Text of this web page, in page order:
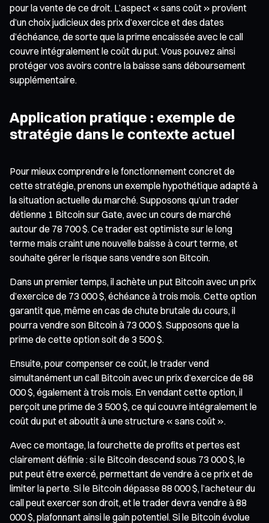
pour la vente de ce droit. L’aspect « sans coût » provient
d’un choix judicieux des prix d’exercice et des dates
d’échéance, de sorte que la prime encaissée avec le call
couvre intégralement le coût du put. Vous pouvez ainsi
protéger vos avoirs contre la baisse sans déboursement
supplémentaire.
Application pratique : exemple de
stratégie dans le contexte actuel
Pour mieux comprendre le fonctionnement concret de
cette stratégie, prenons un exemple hypothétique adapté à
la situation actuelle du marché. Supposons qu’un trader
détienne 1 Bitcoin sur Gate, avec un cours de marché
autour de 78 700 $. Ce trader est optimiste sur le long
terme mais craint une nouvelle baisse à court terme, et
souhaite gérer le risque sans vendre son Bitcoin.
Dans un premier temps, il achète un put Bitcoin avec un prix
d’exercice de 73 000 $, échéance à trois mois. Cette option
garantit que, même en cas de chute brutale du cours, il
pourra vendre son Bitcoin à 73 000 $. Supposons que la
prime de cette option soit de 3 500 $.
Ensuite, pour compenser ce coût, le trader vend
simultanément un call Bitcoin avec un prix d’exercice de 88
000 $, également à trois mois. En vendant cette option, il
perçoit une prime de 3 500 $, ce qui couvre intégralement le
coût du put et aboutit à une structure « sans coût ».
Avec ce montage, la fourchette de profits et pertes est
clairement définie : si le Bitcoin descend sous 73 000 $, le
put peut être exercé, permettant de vendre à ce prix et de
limiter la perte. Si le Bitcoin dépasse 88 000 $, l’acheteur du
call peut exercer son droit, et le trader devra vendre à 88
000 $, plafonnant ainsi le gain potentiel. Si le Bitcoin évolue